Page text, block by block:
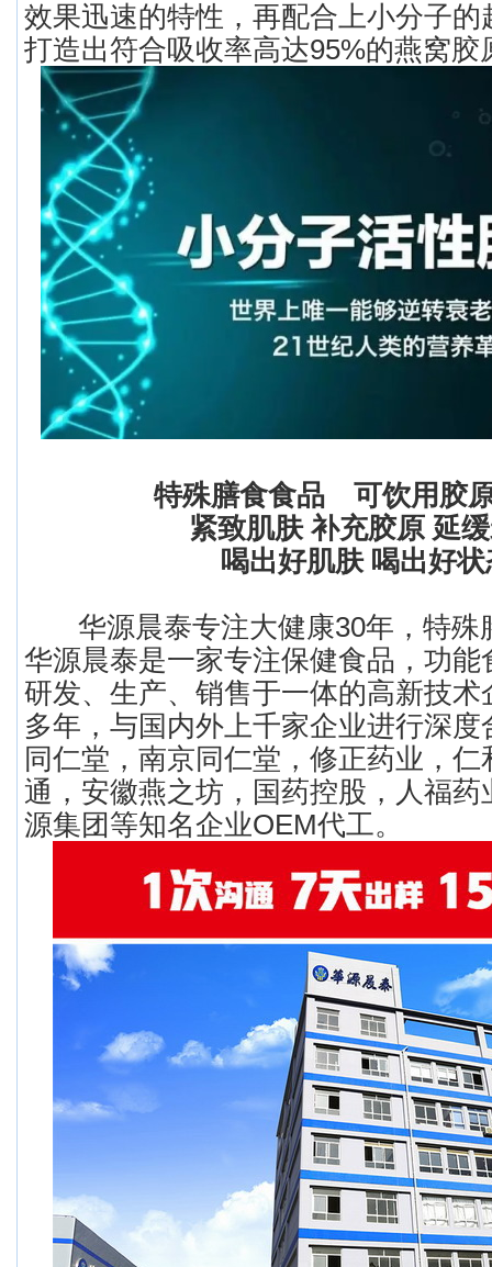
效果迅速的特性，再配合上小分子的
打造出符合吸收率高达95%的燕窝胶
特殊膳食食品 可饮用胶
紧致肌肤 补充胶原 延
喝出好肌肤 喝出好状
华源晨泰专注大健康30年，特殊
华源晨泰是一家专注保健食品，功能
研发、生产、销售于一体的高新技术
多年，与国内外上千家企业进行深
同仁堂，南京同仁堂，修正药业，
通，安徽燕之坊，国药控股，人福
源集团等知名企业OEM代工。